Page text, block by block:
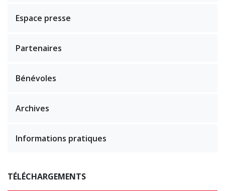
Espace presse
Partenaires
Bénévoles
Archives
Informations pratiques
TÉLÉCHARGEMENTS